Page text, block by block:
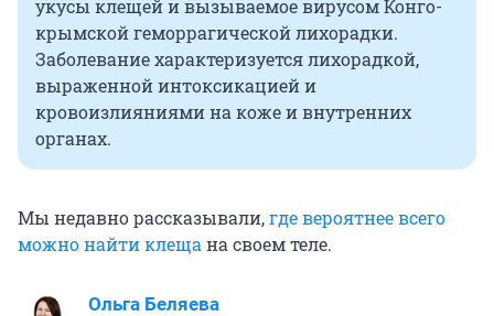
укусы клещей и вызываемое вирусом Конго-
крымской геморрагической лихорадки.
Заболевание характеризуется лихорадкой,
выраженной интоксикацией и
кровоизлияниями на коже и внутренних
органах.
Мы недавно рассказывали,где вероятнее всего
можно найти клеща на своем теле.
Ольга Беляева